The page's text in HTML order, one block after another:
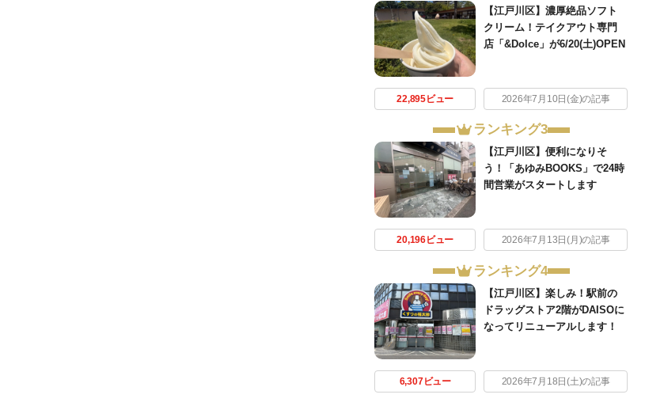
【江戸川区】濃厚絶品ソフト
クリーム！テイクアウト専門
店「&Dolce」が6/20(土)OPEN
22,895ビュー 2026年7月10日(金)の記事
ランキング3
【江戸川区】便利になりそ
う！「あゆみBOOKS」で24時
間営業がスタートします
20,196ビュー 2026年7月13日(月)の記事
ランキング4
【江戸川区】楽しみ！駅前の
ドラッグストア2階がDAISOに
なってリニューアルします！
6,307ビュー 2026年7月18日(土)の記事